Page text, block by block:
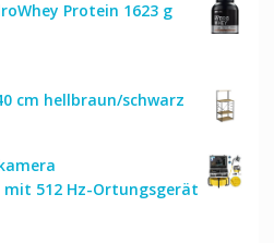
Protein 1623 g
cm hellbraun/schwarz
512 Hz-Ortungsgerät